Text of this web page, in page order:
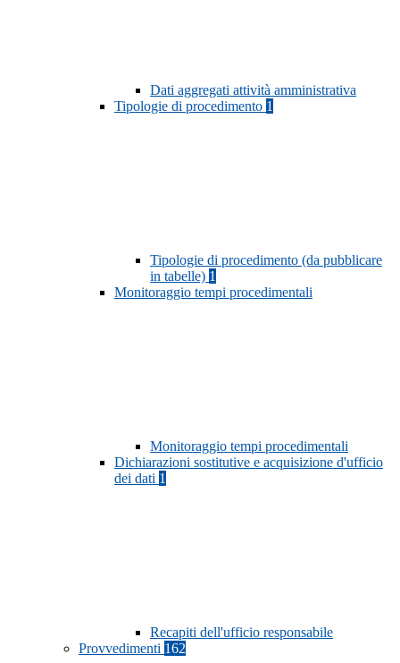
Dati aggregati attività amministrativa
Tipologie di procedimento 1
Tipologie di procedimento (da pubblicare
in tabelle) 1
Monitoraggio tempi procedimentali
Monitoraggio tempi procedimentali
Dichiarazioni sostitutive e acquisizione d'ufficio
dei dati 1
Recapiti dell'ufficio responsabile
Provvedimenti 162